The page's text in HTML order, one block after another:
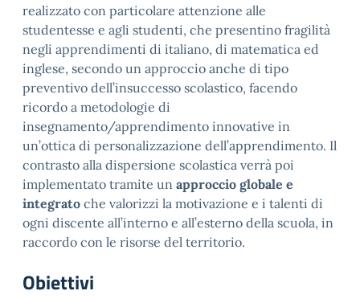
realizzato con particolare attenzione alle
studentesse e agli studenti, che presentino fragilità
negli apprendimenti di italiano, di matematica ed
inglese, secondo un approccio anche di tipo
preventivo dell’insuccesso scolastico, facendo
ricordo a metodologie di
insegnamento/apprendimento innovative in
un’ottica di personalizzazione dell’apprendimento. Il
contrasto alla dispersione scolastica verrà poi
implementato tramite un approccio globale e
integrato che valorizzi la motivazione e i talenti di
ogni discente all’interno e all’esterno della scuola, in
raccordo con le risorse del territorio.
Obiettivi